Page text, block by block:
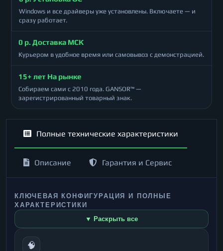
Windows и все драйверы уже установлены. Включаете — и
сразу работает.
0 р. Доставка МСК
Курьером в удобное время или самовывоз с демонстрацией.
15+ лет На рынке
Собираем сами с 2010 года. GANSOR™ —
зарегистрированный товарный знак.
Полные технические характеристики
Описание Гарантия и Сервис
КЛЮЧЕВАЯ КОНФИГУРАЦИЯ И ПОЛНЫЕ
ХАРАКТЕРИСТИКИ
▼ Раскрыть все
🧠